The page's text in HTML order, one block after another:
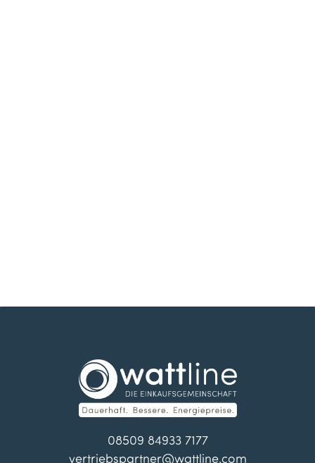
08509 84933 7177
vertriebspartner@wattline.com